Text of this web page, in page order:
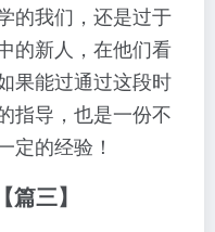
的我们，还是过于
的新人，在他们看
果能过通过这段时
指导，也是一份不
定的经验！
三】